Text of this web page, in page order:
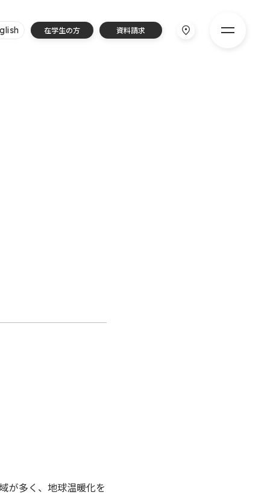
在学生の方 資料請求
が多く、地球温暖化を